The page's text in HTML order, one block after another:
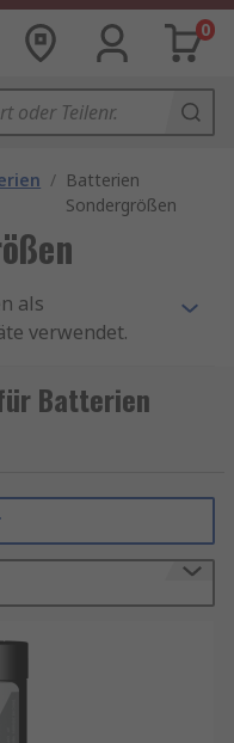
0
/ Batterien
Sondergrößen
als
verwendet.
Geräte und
vom Typ
von Poltypen
erhältlich
Batterien